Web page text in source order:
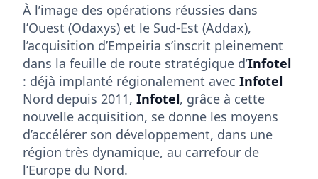
À l’image des opérations réussies dans
l’Ouest (Odaxys) et le Sud-Est (Addax),
l’acquisition d’Empeiria s’inscrit pleinement
dans la feuille de route stratégique d’Infotel
: déjà implanté régionalement avec Infotel
Nord depuis 2011, Infotel, grâce à cette
nouvelle acquisition, se donne les moyens
d’accélérer son développement, dans une
région très dynamique, au carrefour de
l’Europe du Nord.